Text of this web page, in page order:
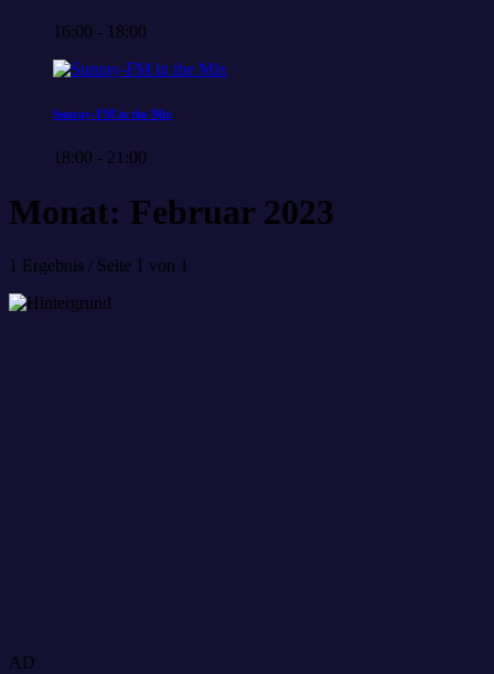
16:00 - 18:00
Sunray-FM in the Mix
18:00 - 21:00
Monat: Februar 2023
1 Ergebnis / Seite 1 von 1
AD